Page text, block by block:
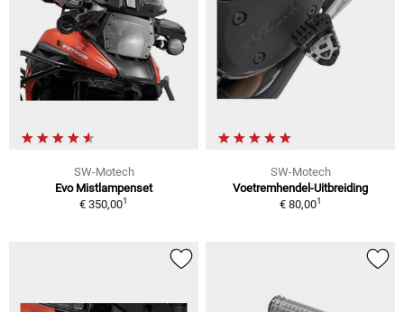
SW-Motech
Evo Mistlampenset
€ 350,001
SW-Motech
Voetremhendel-Uitbreiding
€ 80,001